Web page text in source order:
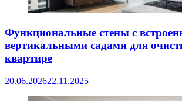
Функциональные стены с
вертикальными садами для
квартире
20.06.202622.11.2025